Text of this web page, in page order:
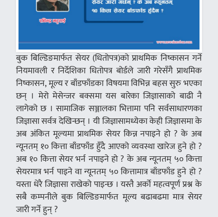
बुक बिल्डिङमार्फत सेयर (धितोपत्र)को प्राथमिक निष्कासन गर्ने
नियमावली र निर्देशिका धितोपत्र बोर्डले जारी गरेसँगै प्राथमिक
निष्कासन, मूल्य र बाँडफाँडका विषयमा विभिन्न बहस सुरु भएका
छन् । मेरो मेसेन्जर बक्समा यस बारेका जिज्ञासाको बाढी नै
लागेको छ । सामाजिक सञ्जालका भित्तामा पनि सर्वसाधारणका
जिज्ञासा सर्वत्र देखिन्छन् । यी जिज्ञासामध्येका केही जिज्ञासमा के
अब अंकित मूल्यमा प्राथमिक सेयर किन्न नपाइने हो ? के अब
न्यूनतम् १० कित्ता बाँडफाँड हुँदै आएको व्यवस्था खारेज हुने हो ?
अब १० कित्ता सेयर भर्न नपाइने हो ? के अब न्यूनतम् ५० कित्ता
सेयरमात्र भर्न पाइने वा न्यूनतम् ५० कित्तामात्र बाँडफाँड हुने हो ?
यस्ता धेरै जिज्ञासा राखेको पाइन्छ । यस्तै अर्को महत्वपूर्ण प्रश्न के
सबै कम्पनीले बुक बिल्डिङमार्फत मूल्य बढाबढमा मात्र सेयर
जारी गर्ने हुन् ?